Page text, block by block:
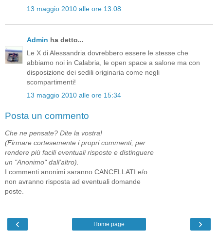
13 maggio 2010 alle ore 13:08
Admin ha detto...
Le X di Alessandria dovrebbero essere le stesse che
abbiamo noi in Calabria, le open space a salone ma con
disposizione dei sedili originaria come negli
scompartimenti!
13 maggio 2010 alle ore 15:34
Posta un commento
Che ne pensate? Dite la vostra!
(Firmare cortesemente i propri commenti, per
rendere più facili eventuali risposte e distinguere
un "Anonimo" dall'altro).
I commenti anonimi saranno CANCELLATI e/o
non avranno risposta ad eventuali domande
poste.
‹ ›
Home page